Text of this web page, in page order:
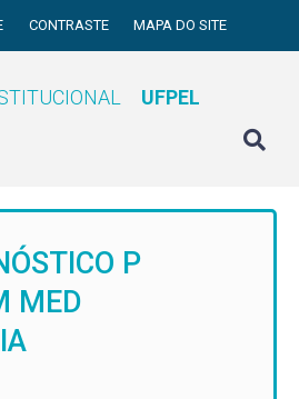
CONTRASTE MAPA DO SITE
UFPEL
P
MED